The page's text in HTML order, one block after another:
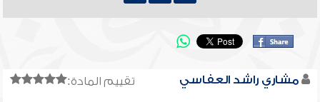
تقييم المادة: مشاري راشد العفاسي